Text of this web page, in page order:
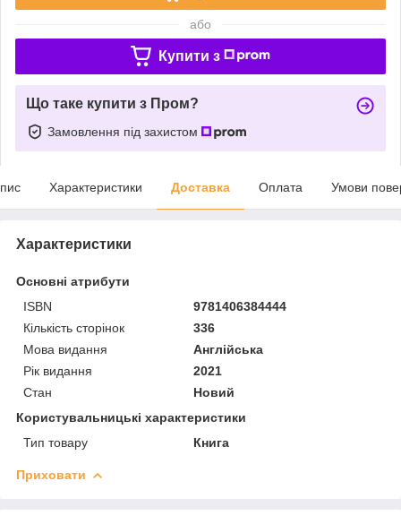
або
Купити з
Що таке купити з Пром?
Замовлення під захистом
Характеристики Доставка Оплата Умови
Характеристики
Основні атрибути
ISBN
9781406384444
Кількість сторінок
336
Мова видання
Англійська
Рік видання
2021
Стан
Новий
Користувальницькі характеристики
Тип товару
Книга
Приховати